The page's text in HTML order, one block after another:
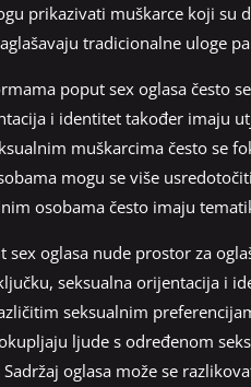
prikazivati muškarce koji
tradicionalne uloge
poput sex oglasa često
i identitet također imaju
muškarcima često se
mogu se više
osobama često imaju
sex oglasa nude prostor za
seksualna orijentacija i
seksualnim
ljude s određenom
oglasa može se